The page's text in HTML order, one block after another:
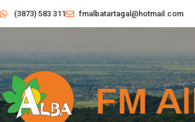
(3873) 583 311 fmalbatartagal@hotmail.com